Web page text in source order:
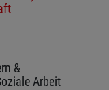
&
Arbeit